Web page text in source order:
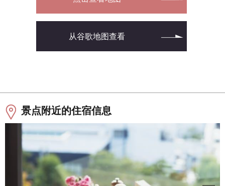
从谷歌地图查看
景点附近的住宿信息